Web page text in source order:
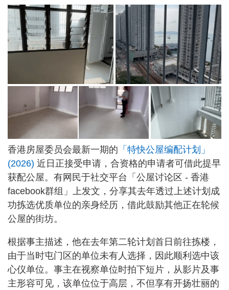
香港房屋委员会最新一期的 「特快公屋编配计划」
(2026) 近日正接受申请，合资格的申请者可借此提早
获配公屋。有网民于社交平台「公屋讨论区 - 香港
facebook群组」上发文，分享其去年透过上述计划成
功拣选优质单位的亲身经历，借此鼓励其他正在轮候
公屋的街坊。
根据事主描述，他在去年第二轮计划首日前往拣楼，
由于当时屯门区的单位未有人选择，因此顺利选中该
心仪单位。事主在视察单位时拍下短片，从影片及事
主形容可见，该单位位于高层，不但享有开扬壮丽的